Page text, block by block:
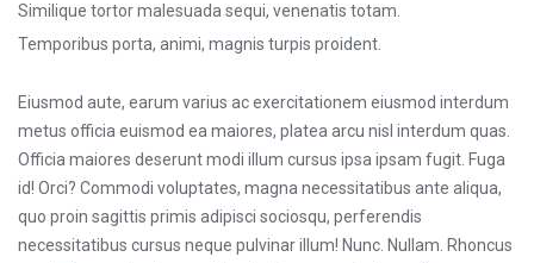
Similique tortor malesuada sequi, venenatis totam.
Temporibus porta, animi, magnis turpis proident.
Eiusmod aute, earum varius ac exercitationem eiusmod interdum
metus officia euismod ea maiores, platea arcu nisl interdum quas.
Officia maiores deserunt modi illum cursus ipsa ipsam fugit. Fuga
id! Orci? Commodi voluptates, magna necessitatibus ante aliqua,
quo proin sagittis primis adipisci sociosqu, perferendis
necessitatibus cursus neque pulvinar illum! Nunc. Nullam. Rhoncus